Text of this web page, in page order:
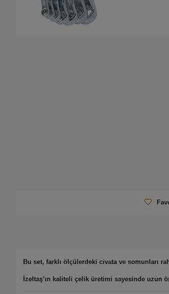
Bu set, farklı ölçülerdeki civata ve somunları
İzeltaş’ın kaliteli çelik üretimi sayesinde uzun